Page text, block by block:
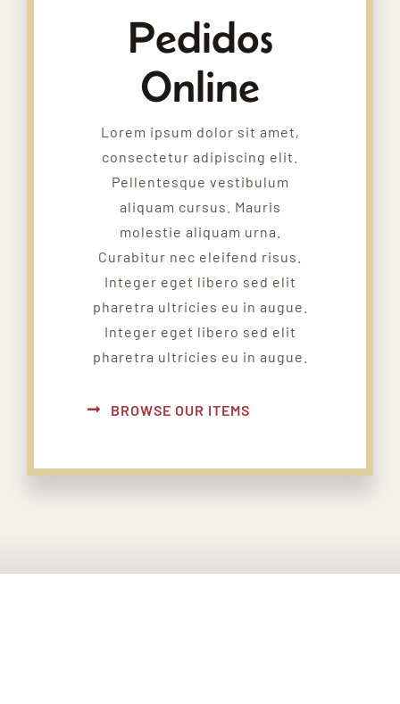
Pedidos
Online
Lorem ipsum dolor sit amet,
consectetur adipiscing elit.
Pellentesque vestibulum
aliquam cursus. Mauris
molestie aliquam urna.
Curabitur nec eleifend risus.
Integer eget libero sed elit
pharetra ultricies eu in augue.
Integer eget libero sed elit
pharetra ultricies eu in augue.
BROWSE OUR ITEMS